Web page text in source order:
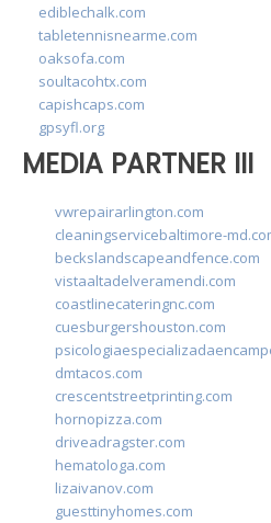
ediblechalk.com
tabletennisnearme.com
oaksofa.com
soultacohtx.com
capishcaps.com
gpsyfl.org
MEDIA PARTNER III
vwrepairarlington.com
cleaningservicebaltimore-
beckslandscapeandfence.com
vistaaltadelveramendi.com
coastlinecateringnc.com
cuesburgershouston.com
dmtacos.com
crescentstreetprinting.com
hornopizza.com
driveadragster.com
hematologa.com
lizaivanov.com
guesttinyhomes.com